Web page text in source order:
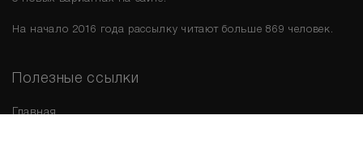
На начало 2016 года рассылку читают больше 869 человек.
Полезные ссылки
Главная